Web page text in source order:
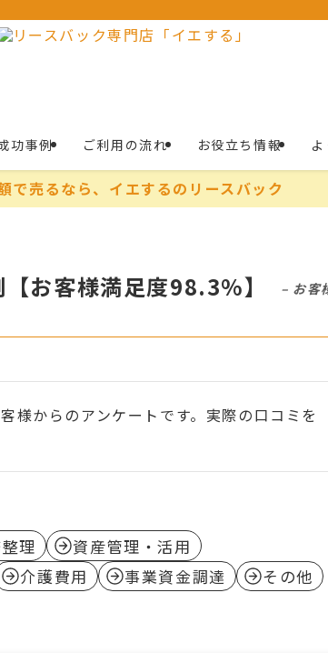
功事例 ご利用の流れ お役立ち情報
で売るなら、イエするのリースバック
お客様満足度98.3%】
– お客
様からのアンケートです。実際の口コミを
理
資産管理・活用
介護費用 事業資金調達 その他